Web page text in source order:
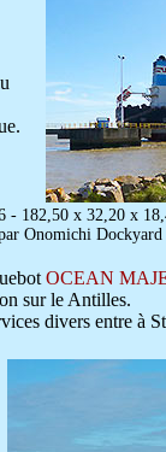
- 182,50 x 32,20 x
Onomichi
OCEAN
sur le Antilles.
divers entre